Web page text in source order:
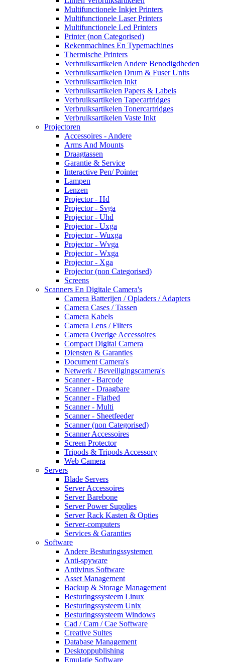
Multifunctionele Inkjet Printers
Multifunctionele Laser Printers
Multifunctionele Led Printers
Printer (non Categorised)
Rekenmachines En Typemachines
Thermische Printers
Verbruiksartikelen Andere Benodigdheden
Verbruiksartikelen Drum & Fuser Units
Verbruiksartikelen Inkt
Verbruiksartikelen Papers & Labels
Verbruiksartikelen Tapecartridges
Verbruiksartikelen Tonercartridges
Verbruiksartikelen Vaste Inkt
Projectoren
Accessoires - Andere
Arms And Mounts
Draagtassen
Garantie & Service
Interactive Pen/ Pointer
Lampen
Lenzen
Projector - Hd
Projector - Svga
Projector - Uhd
Projector - Uxga
Projector - Wuxga
Projector - Wvga
Projector - Wxga
Projector - Xga
Projector (non Categorised)
Screens
Scanners En Digitale Camera's
Camera Batterijen / Opladers / Adapters
Camera Cases / Tassen
Camera Kabels
Camera Lens / Filters
Camera Overige Accessoires
Compact Digital Camera
Diensten & Garanties
Document Camera's
Netwerk / Beveiligingscamera's
Scanner - Barcode
Scanner - Draagbare
Scanner - Flatbed
Scanner - Multi
Scanner - Sheetfeeder
Scanner (non Categorised)
Scanner Accessoires
Screen Protector
Tripods & Tripods Accessory
Web Camera
Servers
Blade Servers
Server Accessoires
Server Barebone
Server Power Supplies
Server Rack Kasten & Opties
Server-computers
Services & Garanties
Software
Andere Besturingssystemen
Anti-spyware
Antivirus Software
Asset Management
Backup & Storage Management
Besturingssysteem Linux
Besturingssysteem Unix
Besturingssysteem Windows
Cad / Cam / Cae Software
Creative Suites
Database Management
Desktoppublishing
Emulatie Software